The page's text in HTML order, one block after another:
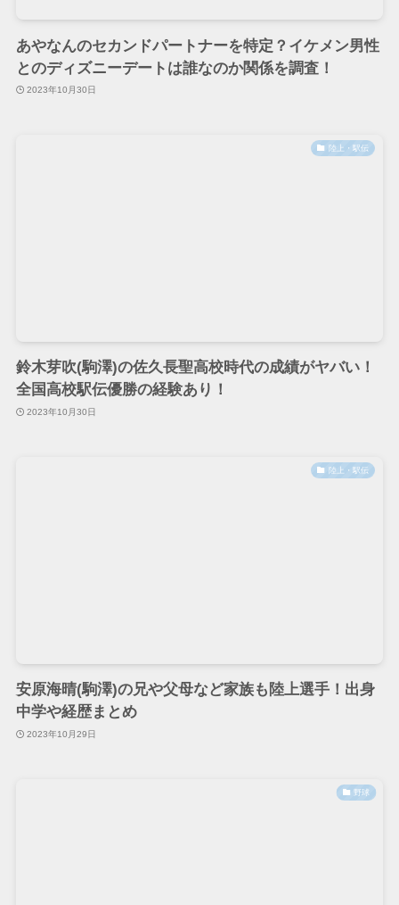
あやなんのセカンドパートナーを特定？イケメン男性
とのディズニーデートは誰なのか関係を調査！
2023年10月30日
陸上・駅伝
鈴木芽吹(駒澤)の佐久長聖高校時代の成績がヤバい！
全国高校駅伝優勝の経験あり！
2023年10月30日
陸上・駅伝
安原海晴(駒澤)の兄や父母など家族も陸上選手！出身
中学や経歴まとめ
2023年10月29日
野球